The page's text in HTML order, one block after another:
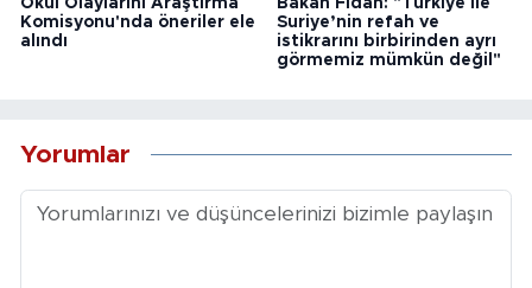
Komisyonu'nda öneriler ele
alındı
Suriye’nin refah ve
istikrarını birbirinden ayrı
görmemiz mümkün değil"
Yorumlar